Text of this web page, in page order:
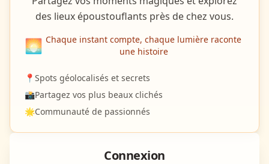
des lieux époustouflants près de chez vous.
🌅 Chaque instant compte, chaque lumière raconte
une histoire
📍 Spots géolocalisés et secrets
📸Partagez vos plus beaux clichés
🌟Communauté de passionnés
Connexion